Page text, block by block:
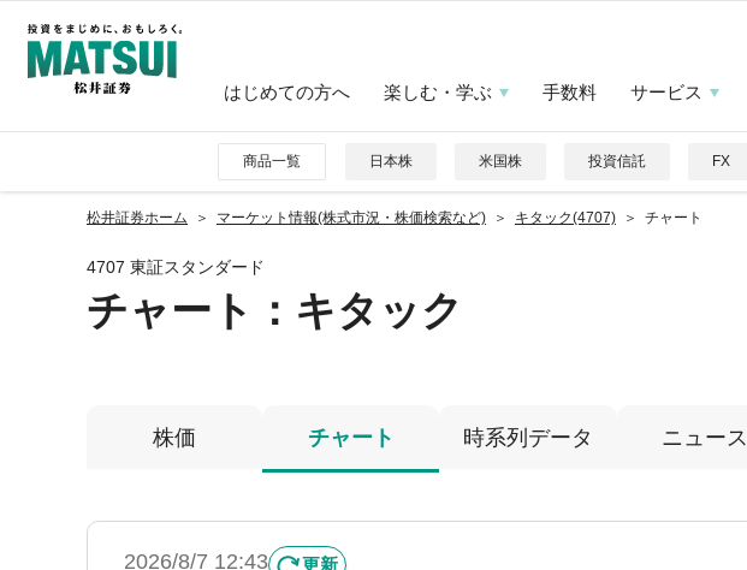
はじめての方へ 楽しむ・学ぶ 手数料 サービス
商品一覧 日本株 米国株 投資信託 FX
松井証券ホーム マーケット情報(株式市況・株価検索など) キタック(4707) チャート
4707 東証スタンダード
チャート： キタック
株価 チャート 時系列データ ニュース
2026/8/7 12:43 更新